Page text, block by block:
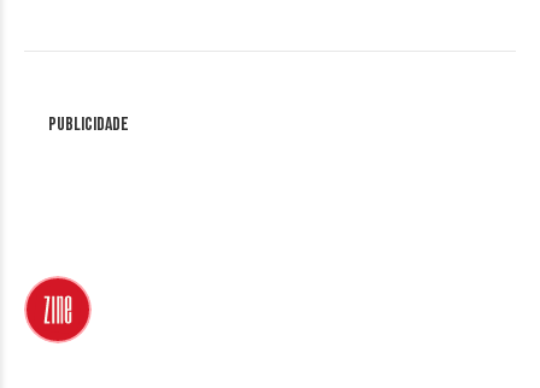
Publicidade